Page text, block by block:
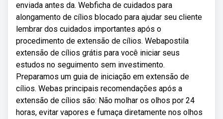
enviada antes da. Webficha de cuidados para
alongamento de cílios blocado para ajudar seu cliente
lembrar dos cuidados importantes após o
procedimento de extensão de cílios. Webapostila
extensão de cílios grátis para você iniciar seus
estudos no seguimento sem investimento.
Preparamos um guia de iniciação em extensão de
cílios. Webas principais recomendações após a
extensão de cílios são: Não molhar os olhos por 24
horas, evitar vapores e fumaça diretamente nos olhos